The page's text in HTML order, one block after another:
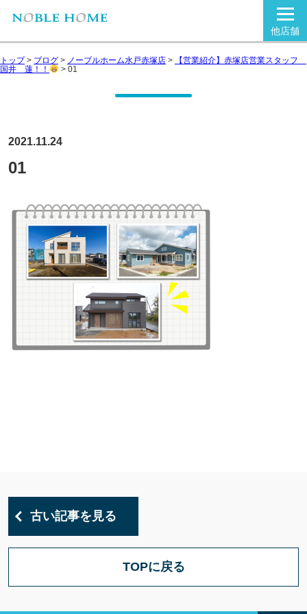
他店舗
トップ> ブログ > ノーブルホーム水戸赤塚店 >
【営業紹介】赤塚店営業スタッフ
国井 蓮！！
> 01
2021.11.24
01
古い記事を見る
TOPに戻る